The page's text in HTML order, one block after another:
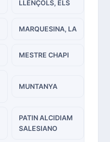
LLENÇOLS, ELS
MARQUESINA, LA
MESTRE CHAPI
MUNTANYA
PATIN ALCIDIAM
SALESIANO